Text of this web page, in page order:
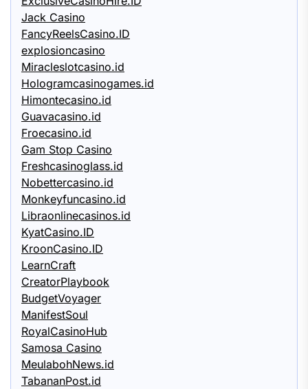
Jack Casino
FancyReelsCasino.ID
explosioncasino
Miracleslotcasino.id
Hologramcasinogames.id
Himontecasino.id
Guavacasino.id
Froecasino.id
Gam Stop Casino
Freshcasinoglass.id
Nobettercasino.id
Monkeyfuncasino.id
Libraonlinecasinos.id
KyatCasino.ID
KroonCasino.ID
LearnCraft
CreatorPlaybook
BudgetVoyager
ManifestSoul
RoyalCasinoHub
Samosa Casino
MeulabohNews.id
TabananPost.id